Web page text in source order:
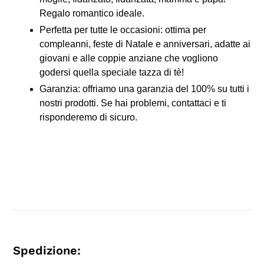
Regalo romantico ideale.
Perfetta per tutte le occasioni: ottima per
compleanni, feste di Natale e anniversari, adatte ai
giovani e alle coppie anziane che vogliono
godersi quella speciale tazza di tè!
Garanzia: offriamo una garanzia del 100% su tutti i
nostri prodotti. Se hai problemi, contattaci e ti
risponderemo di sicuro.
Spedizione: